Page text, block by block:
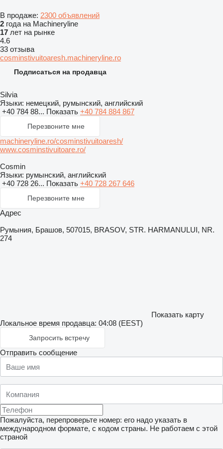
В продаже: 2300 объявлений
2 года на Machineryline
17 лет на рынке
4.6
33 отзыва
cosminstivuitoaresh.machineryline.ro
Подписаться на продавца
Silvia
Языки: немецкий, румынский, английский
+40 784 88... Показать +40 784 884 867
Перезвоните мне
machineryline.ro/cosminstivuitoaresh/
www.cosminstivuitoare.ro/
Cosmin
Языки: румынский, английский
+40 728 26... Показать +40 728 267 646
Перезвоните мне
Адрес
Румыния, Брашов, 507015, BRASOV, STR. HARMANULUI, NR.
274
Показать карту
Локальное время продавца: 04:08 (EEST)
Запросить встречу
Отправить сообщение
Пожалуйста, перепроверьте номер: его надо указать в
международном формате, с кодом страны. Не работаем с этой
страной